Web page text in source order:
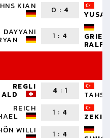
KIAN 0 : 4
YUSA
DAYYANI 1 : 4
RALF
REGLI 4 : 1
REICH 1 : 4
ZEKI
WILLI 1 : 4